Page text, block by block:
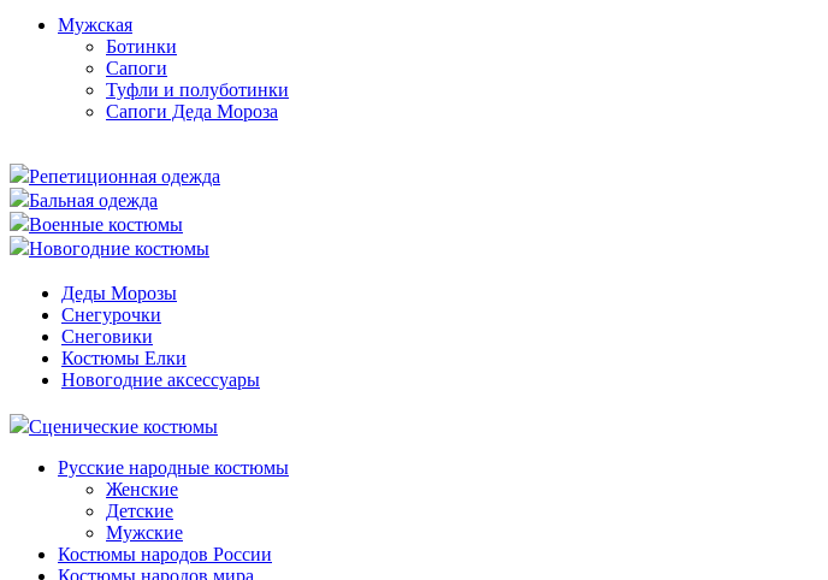
Мужская
Ботинки
Сапоги
Туфли и полуботинки
Сапоги Деда Мороза
Репетиционная одежда
Бальная одежда
Военные костюмы
Новогодние костюмы
Деды Морозы
Снегурочки
Снеговики
Костюмы Елки
Новогодние аксессуары
Сценические костюмы
Русские народные костюмы
Женские
Детские
Мужские
Костюмы народов России
Костюмы народов мира